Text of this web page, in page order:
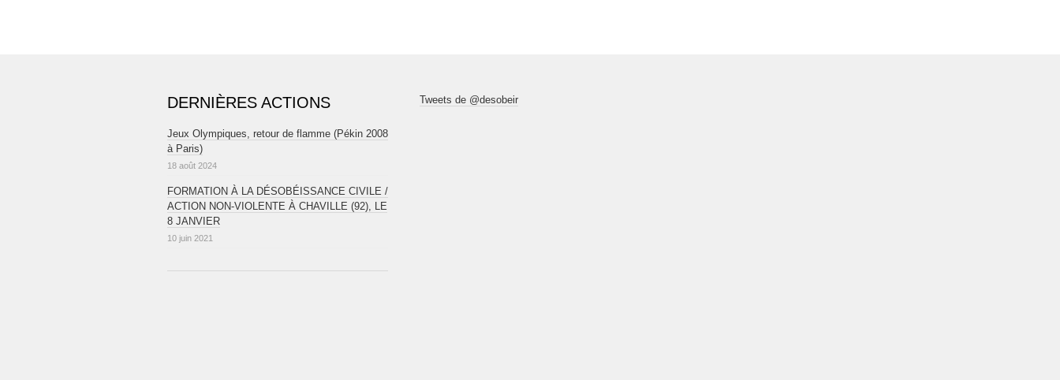
DERNIÈRES ACTIONS
Jeux Olympiques, retour de flamme (Pékin 2008
à Paris)
18 août 2024
FORMATION À LA DÉSOBÉISSANCE CIVILE /
ACTION NON-VIOLENTE À CHAVILLE (92), LE
8 JANVIER
10 juin 2021
Tweets de @desobeir